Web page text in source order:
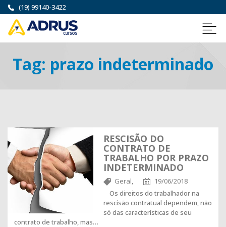
(19) 99140-3422
Tag: prazo indeterminado
RESCISÃO DO
CONTRATO DE
TRABALHO POR PRAZO
INDETERMINADO
Geral,
19/06/2018
Os direitos do trabalhador na
rescisão contratual dependem, não
só das características de seu
contrato de trabalho, mas…